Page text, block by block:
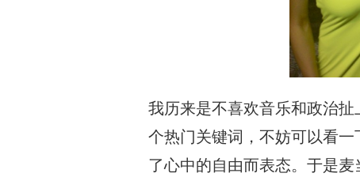
我历来是不喜欢音乐和政治
个热门关键词，不妨可以看一
了心中的自由而表态。于是